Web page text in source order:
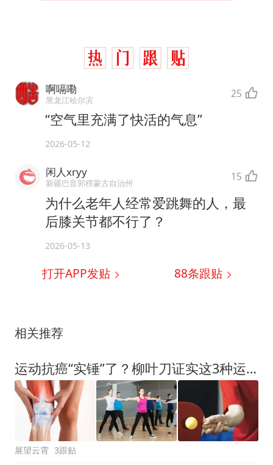
啊嗝嘞
黑龙江哈尔滨 25
“空气里充满了快活的气息”
2026-05-12
闲人xryy
新疆巴音郭楞蒙古自治州 15
为什么老年人经常爱跳舞的人，最
后膝关节都不行了？
2026-05-13
打开APP发贴 88条跟贴
相关推荐
运动抗癌“实锤”了？柳叶刀证实这3种运动，性价比最高
展望云霄 3跟贴